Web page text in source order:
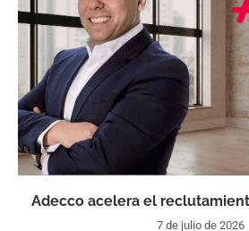
Adecco acelera el
7 de julio de 2026